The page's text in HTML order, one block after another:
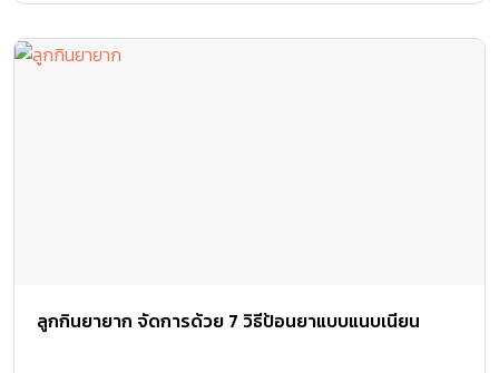
ลูกกินยายาก จัดการด้วย 7 วิธีป้อนยาแบบแนบเนียน